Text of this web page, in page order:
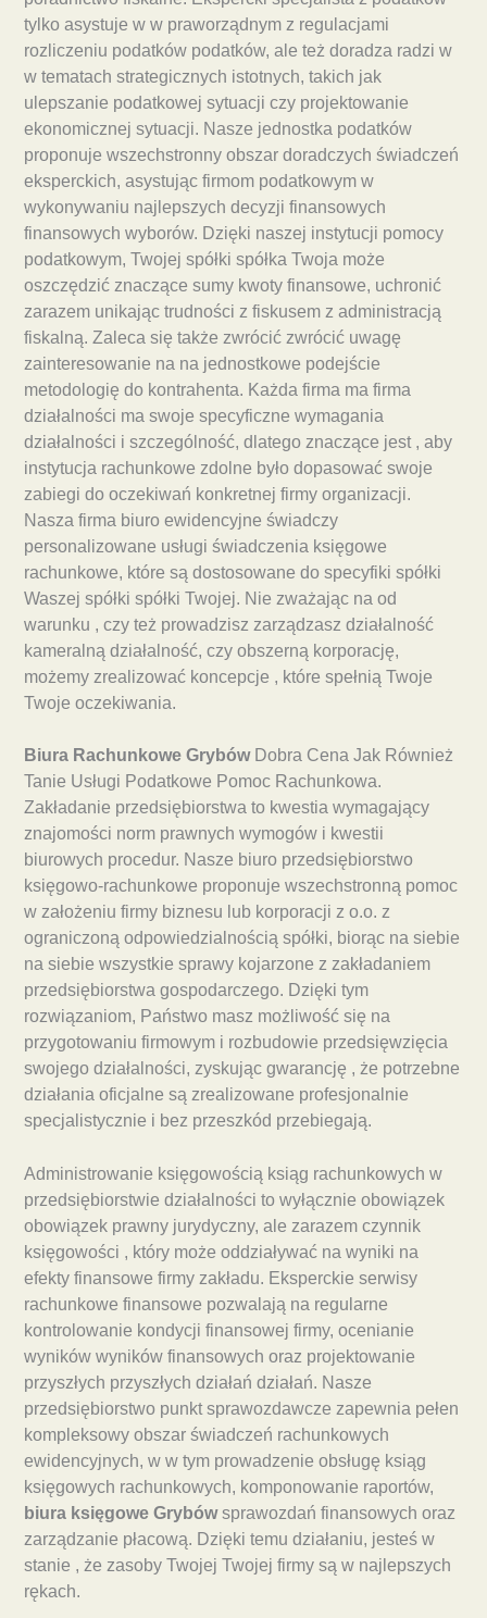
tylko asystuje w w praworządnym z regulacjami
rozliczeniu podatków podatków, ale też doradza radzi w
w tematach strategicznych istotnych, takich jak
ulepszanie podatkowej sytuacji czy projektowanie
ekonomicznej sytuacji. Nasze jednostka podatków
proponuje wszechstronny obszar doradczych świadczeń
eksperckich, asystując firmom podatkowym w
wykonywaniu najlepszych decyzji finansowych
finansowych wyborów. Dzięki naszej instytucji pomocy
podatkowym, Twojej spółki spółka Twoja może
oszczędzić znaczące sumy kwoty finansowe, uchronić
zarazem unikając trudności z fiskusem z administracją
fiskalną. Zaleca się także zwrócić zwrócić uwagę
zainteresowanie na na jednostkowe podejście
metodologię do kontrahenta. Każda firma ma firma
działalności ma swoje specyficzne wymagania
działalności i szczególność, dlatego znaczące jest , aby
instytucja rachunkowe zdolne było dopasować swoje
zabiegi do oczekiwań konkretnej firmy organizacji.
Nasza firma biuro ewidencyjne świadczy
personalizowane usługi świadczenia księgowe
rachunkowe, które są dostosowane do specyfiki spółki
Waszej spółki spółki Twojej. Nie zważając na od
warunku , czy też prowadzisz zarządzasz działalność
kameralną działalność, czy obszerną korporację,
możemy zrealizować koncepcje , które spełnią Twoje
Twoje oczekiwania.
Biura Rachunkowe GrybówDobra Cena Jak Również
Tanie Usługi Podatkowe Pomoc Rachunkowa.
Zakładanie przedsiębiorstwa to kwestia wymagający
znajomości norm prawnych wymogów i kwestii
biurowych procedur. Nasze biuro przedsiębiorstwo
księgowo-rachunkowe proponuje wszechstronną pomoc
w założeniu firmy biznesu lub korporacji z o.o. z
ograniczoną odpowiedzialnością spółki, biorąc na siebie
na siebie wszystkie sprawy kojarzone z zakładaniem
przedsiębiorstwa gospodarczego. Dzięki tym
rozwiązaniom, Państwo masz możliwość się na
przygotowaniu firmowym i rozbudowie przedsięwzięcia
swojego działalności, zyskując gwarancję , że potrzebne
działania oficjalne są zrealizowane profesjonalnie
specjalistycznie i bez przeszkód przebiegają.
Administrowanie księgowością ksiąg rachunkowych w
przedsiębiorstwie działalności to wyłącznie obowiązek
obowiązek prawny jurydyczny, ale zarazem czynnik
księgowości , który może oddziaływać na wyniki na
efekty finansowe firmy zakładu. Eksperckie serwisy
rachunkowe finansowe pozwalają na regularne
kontrolowanie kondycji finansowej firmy, ocenianie
wyników wyników finansowych oraz projektowanie
przyszłych przyszłych działań działań. Nasze
przedsiębiorstwo punkt sprawozdawcze zapewnia pełen
kompleksowy obszar świadczeń rachunkowych
ewidencyjnych, w w tym prowadzenie obsługę ksiąg
księgowych rachunkowych, komponowanie raportów,
biura księgowe Grybówsprawozdań finansowych oraz
zarządzanie płacową. Dzięki temu działaniu, jesteś w
stanie , że zasoby Twojej Twojej firmy są w najlepszych
rękach.